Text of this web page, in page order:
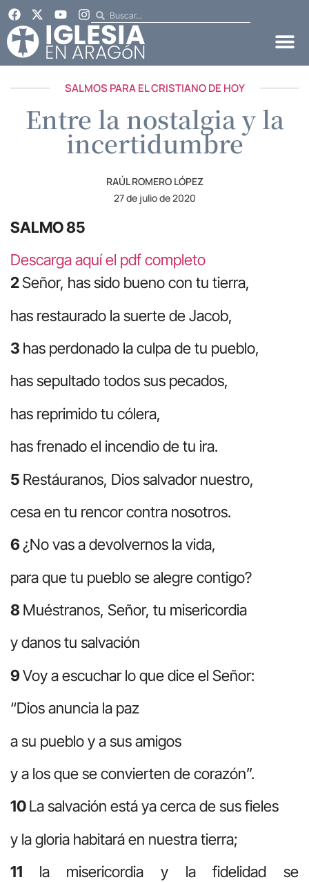
SALMOS PARA EL CRISTIANO DE HOY
Entre la nostalgia y la
incertidumbre
RAÚL ROMERO LÓPEZ
27 de julio de 2020
SALMO 85
Descarga aquí el pdf completo
2Señor, has sido bueno con tu tierra,
has restaurado la suerte de Jacob,
3 has perdonado la culpa de tu pueblo,
has sepultado todos sus pecados,
has reprimido tu cólera,
has frenado el incendio de tu ira.
5 Restáuranos, Dios salvador nuestro,
cesa en tu rencor contra nosotros.
6¿No vas a devolvernos la vida,
para que tu pueblo se alegre contigo?
8Muéstranos, Señor, tu misericordia
y danos tu salvación
9Voy a escuchar lo que dice el Señor:
“Dios anuncia la paz
a su pueblo y a sus amigos
y a los que se convierten de corazón”.
10La salvación está ya cerca de sus fieles
y la gloria habitará en nuestra tierra;
11 la misericordia y la fidelidad se